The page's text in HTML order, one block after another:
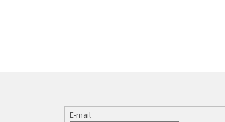
E-mail